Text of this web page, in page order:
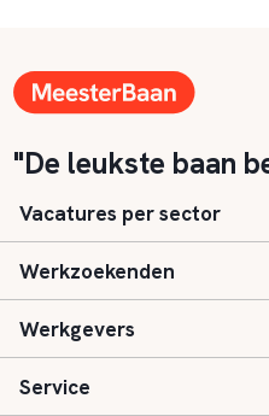
"De leukste baan
Vacatures per sector
Basisonderwijs
Speciaal (basis) onderwijs
Voortgezet onderwijs
Werkzoekenden
Aanmelden
Vacatures
Werkgevers
Inloggen
Service